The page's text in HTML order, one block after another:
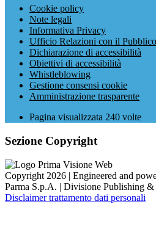
Cookie policy
Note legali
Informativa Privacy
Ufficio Relazioni con il Pubblico
Dichiarazione di accessibilità
Obiettivi di accessibilità
Whistleblowing
Gestione consensi cookie
Amministrazione trasparente
Pagina visualizzata 240 volte
Sezione Copyright
Copyright 2026 | Engineered and
Parma S.p.A. | Divisione Publishing
Disclaimer trattamento dati personali